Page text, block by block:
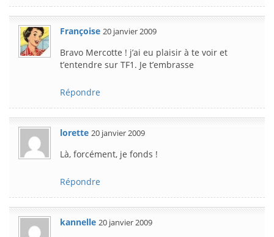
Françoise 20 janvier 2009
Bravo Mercotte ! j’ai eu plaisir à te voir et
t’entendre sur TF1. Je t’embrasse
Répondre
lorette 20 janvier 2009
Là, forcément, je fonds !
Répondre
kannelle 20 janvier 2009